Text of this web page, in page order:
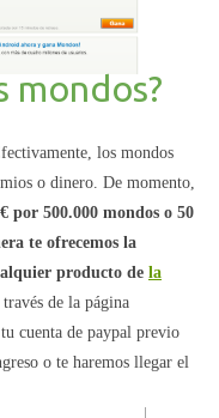
mondos?
los mondos
o dinero. De momento,
por 500.000 mondos o 50
te ofrecemos la
producto de la
de la página
cuenta de paypal previo
o te haremos llegar el